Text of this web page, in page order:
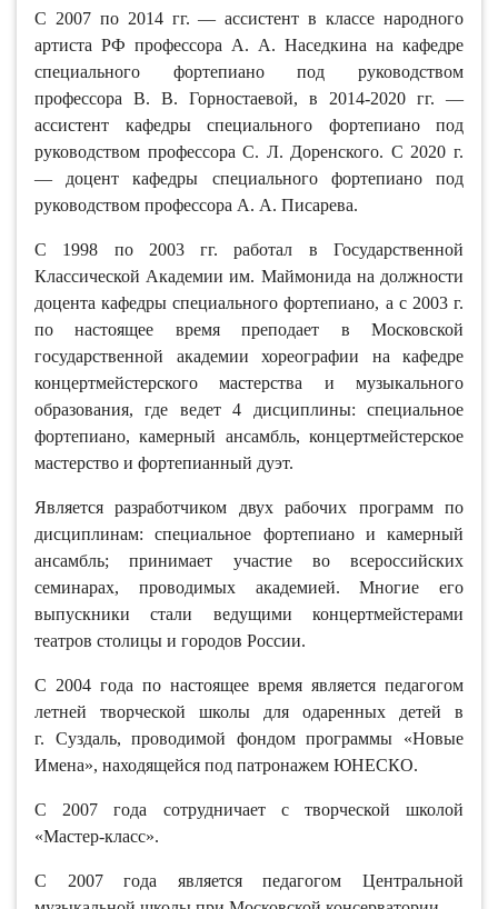
С 2007 по 2014 гг. — ассистент в классе народного
артиста РФ профессора А. А. Наседкина на кафедре
специального фортепиано под руководством
профессора В. В. Горностаевой, в 2014-2020 гг. —
ассистент кафедры специального фортепиано под
руководством профессора С. Л. Доренского. С 2020 г.
— доцент кафедры специального фортепиано под
руководством профессора А. А. Писарева.
С 1998 по 2003 гг. работал в Государственной
Классической Академии им. Маймонида на должности
доцента кафедры специального фортепиано, а с 2003 г.
по настоящее время преподает в Московской
государственной академии хореографии на кафедре
концертмейстерского мастерства и музыкального
образования, где ведет 4 дисциплины: специальное
фортепиано, камерный ансамбль, концертмейстерское
мастерство и фортепианный дуэт.
Является разработчиком двух рабочих программ по
дисциплинам: специальное фортепиано и камерный
ансамбль; принимает участие во всероссийских
семинарах, проводимых академией. Многие его
выпускники стали ведущими концертмейстерами
театров столицы и городов России.
С 2004 года по настоящее время является педагогом
летней творческой школы для одаренных детей в
г. Суздаль, проводимой фондом программы «Новые
Имена», находящейся под патронажем ЮНЕСКО.
С 2007 года сотрудничает с творческой школой
«Мастер-класс».
C 2007 года является педагогом Центральной